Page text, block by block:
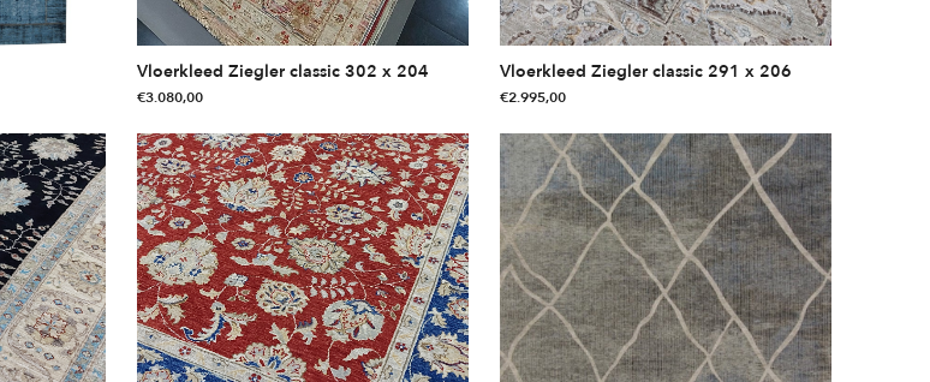
Vloerkleed Ziegler classic 302 x 204
€3.080,00
Vloerkleed Ziegler classic 291 x 206
€2.995,00